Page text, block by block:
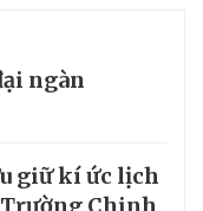
ngàn
giữ kí ức lịch